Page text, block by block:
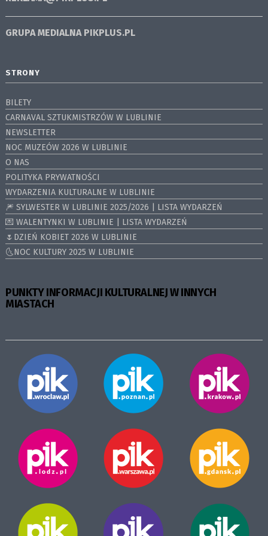
GRUPA MEDIALNA PIKPLUS.PL
STRONY
BILETY
CARNAVAL SZTUKMISTRZÓW W LUBLINIE
NEWSLETTER
NOC MUZEÓW 2026 W LUBLINIE
O NAS
POLITYKA PRYWATNOŚCI
WYDARZENIA KULTURALNE W LUBLINIE
🎆 SYLWESTER W LUBLINIE 2025/2026 | LISTA WYDARZEŃ
💌 WALENTYNKI W LUBLINIE | LISTA WYDARZEŃ
🌷DZIEŃ KOBIET 2026 W LUBLINIE
🌜NOC KULTURY 2025 W LUBLINIE
PUNKTY INFORMACJI KULTURALNEJ W INNYCH
MIASTACH